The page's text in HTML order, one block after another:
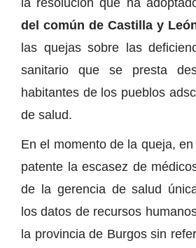
del común de Castilla y
las quejas sobre las
sanitario que se presta
habitantes de los pueblos
de salud.
En el momento de la queja,
patente la escasez de
de la gerencia de salud
los datos de recursos
la provincia de Burgos sin